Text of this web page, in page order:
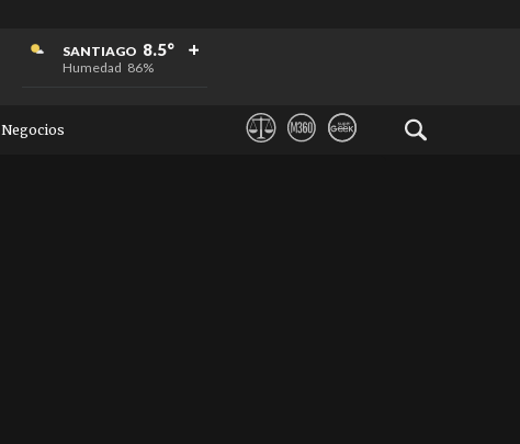
SANTIAGO 8.5°
Humedad 86%
+
+
+